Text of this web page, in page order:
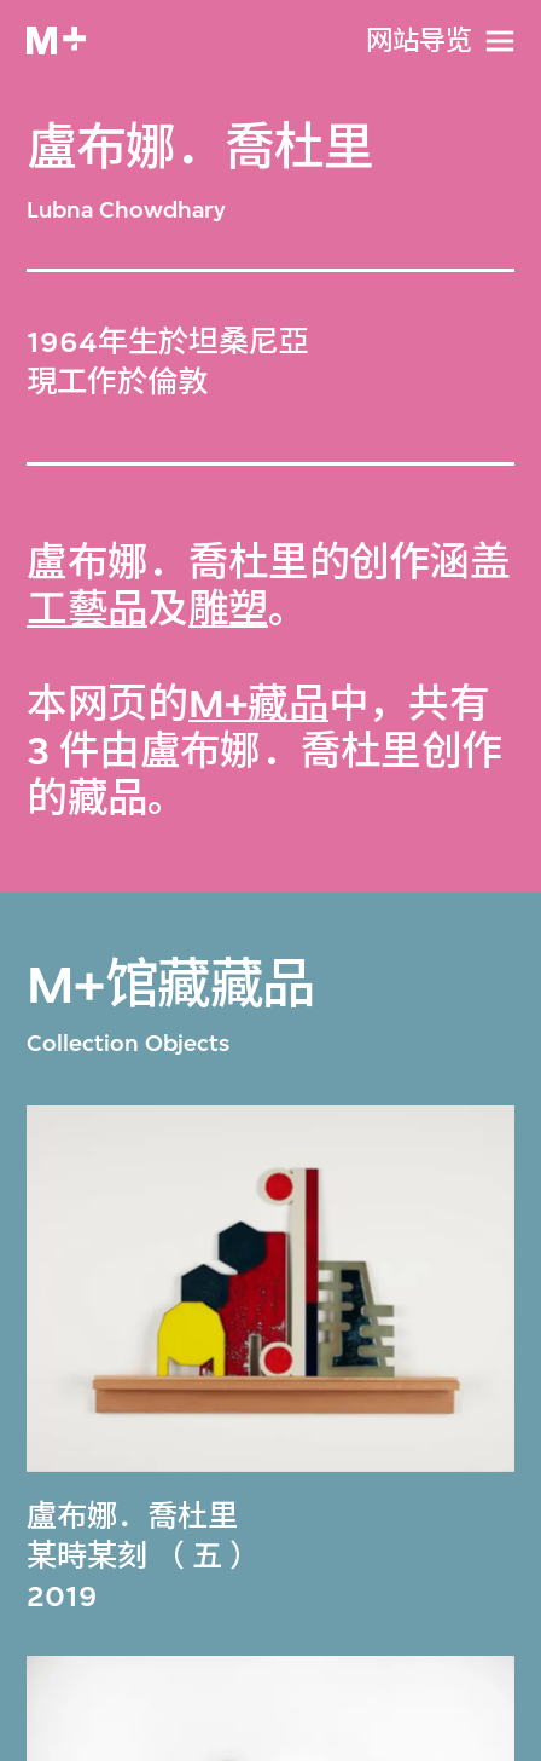
网站导览
盧布娜．喬杜里
Lubna Chowdhary
1964年生於坦桑尼亞
現工作於倫敦
盧布娜．喬杜里的创作涵盖
工藝品及雕塑。
本网页的M+藏品中，共有
3 件由盧布娜．喬杜里创作
的藏品。
M+馆藏藏品
Collection Objects
盧布娜．喬杜里
某時某刻 （ 五 ）
2019